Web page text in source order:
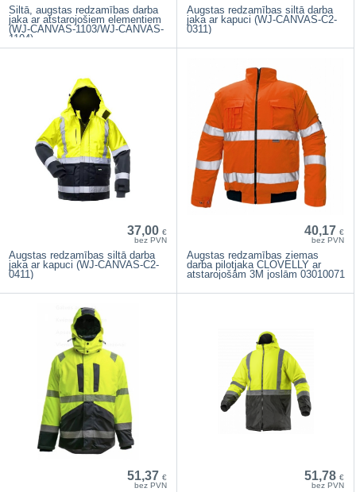
Siltā, augstas redzamības darba
jaka ar atstarojošiem elementiem
(WJ-CANVAS-1103/WJ-CANVAS-
1104)
Augstas redzamības siltā darba
jaka ar kapuci (WJ-CANVAS-C2-
0311)
37,00 €
bez PVN
Augstas redzamības siltā darba
jaka ar kapuci (WJ-CANVAS-C2-
0411)
40,17 €
bez PVN
Augstas redzamības ziemas
darba pilotjaka CLOVELLY ar
atstarojošām 3M joslām 03010071
51,37 €
bez PVN
51,78 €
bez PVN